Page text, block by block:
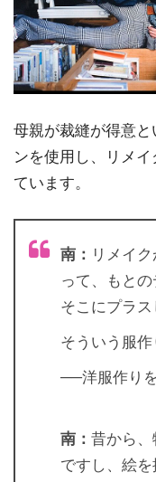
母親が裁縫が得意
ンを使用し、リメ
ています。
南 ： リメイ
って、もとの
そこにプラス
そういう服作
──洋服作り
南 ： 昔から、
ですし、絵